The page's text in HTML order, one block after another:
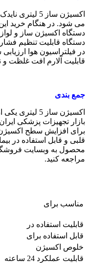
اکسیژن ساز 5 لیتری نایدک در بازار
می شود. در هنگام خرید
دستگاه اکسیژن ساز و
دستگاه قابلیت تنظیم
در فیلتراسیون هوا
قابلیت آلارم افت غلظت و
جمع بندی
اکسیژن ساز 5
بازار تجهیزات پزشکی
برای افزایش سطح اکسیژن
قلبی و قابل استفاده در
محصول به وبسایت
مراجعه کنید.
مناسب برای
قابلیت استفاده در
قابل استفاده برای
خلوص اکسیژن
قابلیت عملکرد 24 ساعته